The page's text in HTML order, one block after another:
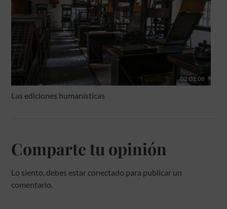
02:01:08
Las ediciones humanísticas
Comparte tu opinión
Lo siento, debes estar conectado para publicar un
comentario.